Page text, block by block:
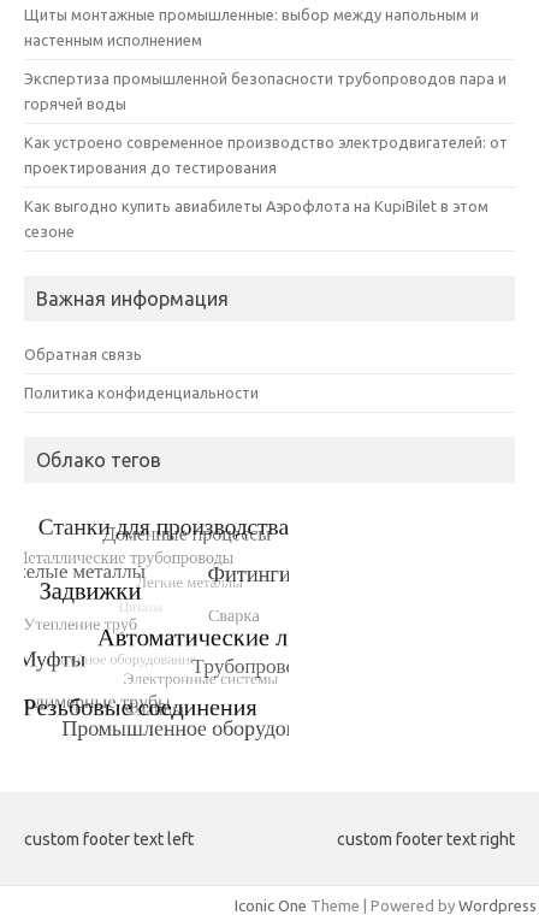
Щиты монтажные промышленные: выбор между напольным и
настенным исполнением
Экспертиза промышленной безопасности трубопроводов пара и
горячей воды
Как устроено современное производство электродвигателей: от
проектирования до тестирования
Как выгодно купить авиабилеты Аэрофлота на KupiBilet в этом
сезоне
Важная информация
Обратная связь
Политика конфиденциальности
Облако тегов
custom footer text left custom footer text right
Iconic One Theme | Powered by Wordpress